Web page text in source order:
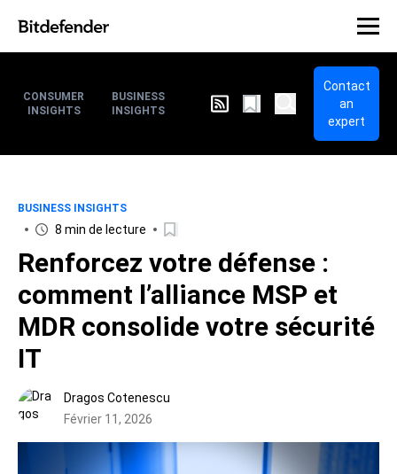
CONSUMER
INSIGHTS
BUSINESS
INSIGHTS
Contact
an
expert
BUSINESS INSIGHTS
8 min de lecture
Renforcez votre défense :
comment l’alliance MSP et
MDR consolide votre sécurité
IT
Dragos Cotenescu
Février 11, 2026